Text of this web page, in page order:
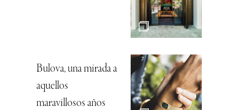
Bulova, una mirada a
aquellos
maravillosos años